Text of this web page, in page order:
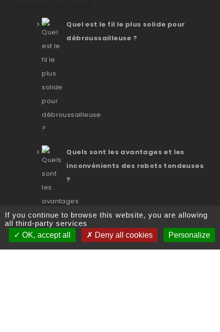
Quel est le fil le plus solide pour
débroussailleuse ?
Quels sont les avantages et les
inconvénients des robots tondeuses
?
If you continue to browse this website, you are allowing
all third-party services
OK, accept all
Deny all cookies Personalize